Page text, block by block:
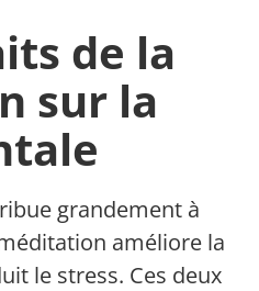
de la
sur la
grandement à
améliore la
le stress. Ces deux